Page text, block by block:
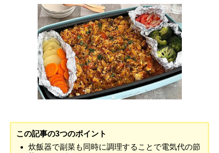
この記事の3つのポイント
炊飯器で副菜も同時に調理することで電気代の節